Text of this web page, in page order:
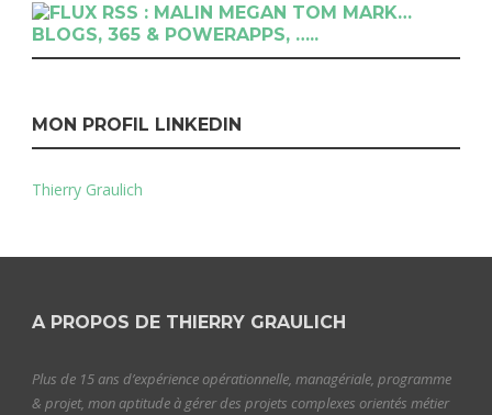
RSS : MALIN MEGAN TOM MARK…
BLOGS, 365 & POWERAPPS, …..
MON PROFIL LINKEDIN
Thierry Graulich
A PROPOS DE THIERRY GRAULICH
Plus de 15 ans d’expérience opérationnelle, managériale, programme
& projet, mon aptitude à gérer des projets complexes orientés métier